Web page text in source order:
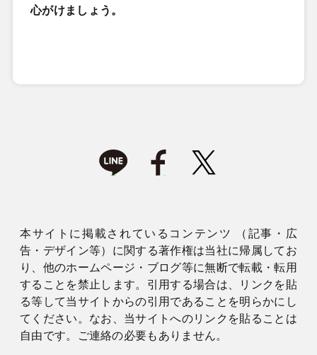
心がけましょう。
本サイトに掲載されているコンテンツ （記事・広
告・デザイン等）に関する著作権は当社に帰属してお
り、他のホームページ・ブログ等に無断で転載・転用
することを禁止します。引用する場合は、リンクを貼
る等して当サイトからの引用であることを明らかにし
てください。なお、当サイトへのリンクを貼ることは
自由です。ご連絡の必要もありません。